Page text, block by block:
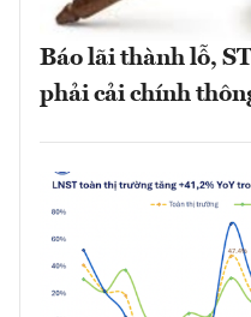
Báo lãi thành lỗ,
phải cải chính